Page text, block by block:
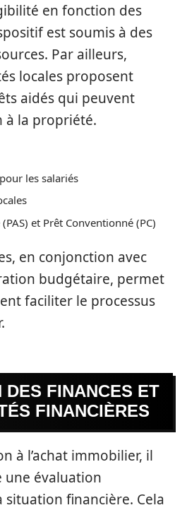
en fonction des
est soumis à des
Par ailleurs,
locales proposent
aidés qui peuvent
à la propriété.
les salariés
et Prêt Conventionné (PC)
en conjonction avec
budgétaire, permet
faciliter le processus
DES FINANCES ET
FINANCIÈRES
à l’achat immobilier, il
une évaluation
financière. Cela